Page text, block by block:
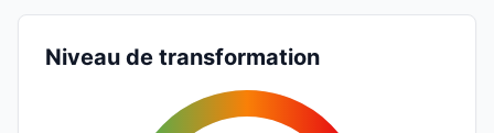
Niveau de transformation